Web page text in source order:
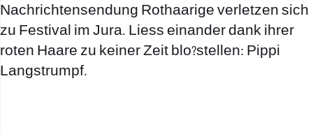
Nachrichtensendung Rothaarige verletzen sich
zu Festival im Jura. Liess einander dank ihrer
roten Haare zu keiner Zeit blo?stellen: Pippi
Langstrumpf.